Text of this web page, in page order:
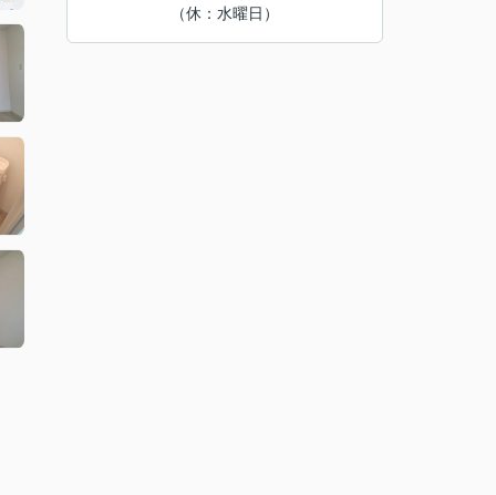
（休：水曜日）